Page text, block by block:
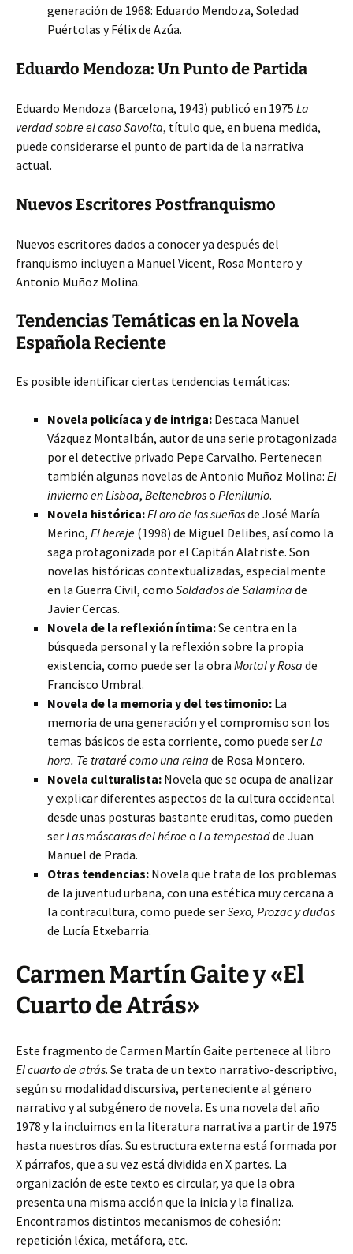
generación de 1968: Eduardo Mendoza, Soledad
Puértolas y Félix de Azúa.
Eduardo Mendoza: Un Punto de Partida
Eduardo Mendoza (Barcelona, 1943) publicó en 1975 La
verdad sobre el caso Savolta, título que, en buena medida,
puede considerarse el punto de partida de la narrativa
actual.
Nuevos Escritores Postfranquismo
Nuevos escritores dados a conocer ya después del
franquismo incluyen a Manuel Vicent, Rosa Montero y
Antonio Muñoz Molina.
Tendencias Temáticas en la Novela
Española Reciente
Es posible identificar ciertas tendencias temáticas:
Novela policíaca y de intriga: Destaca Manuel
Vázquez Montalbán, autor de una serie protagonizada
por el detective privado Pepe Carvalho. Pertenecen
también algunas novelas de Antonio Muñoz Molina: El
invierno en Lisboa, Beltenebroso Plenilunio.
Novela histórica:El oro de los sueñosde José María
Merino, El hereje (1998) de Miguel Delibes, así como la
saga protagonizada por el Capitán Alatriste. Son
novelas históricas contextualizadas, especialmente
en la Guerra Civil, como Soldados de Salamina de
Javier Cercas.
Novela de la reflexión íntima:Se centra en la
búsqueda personal y la reflexión sobre la propia
existencia, como puede ser la obra Mortal y Rosa de
Francisco Umbral.
Novela de la memoria y del testimonio: La
memoria de una generación y el compromiso son los
temas básicos de esta corriente, como puede serLa
hora. Te trataré como una reina de Rosa Montero.
Novela culturalista: Novela que se ocupa de analizar
y explicar diferentes aspectos de la cultura occidental
desde unas posturas bastante eruditas, como pueden
serLas máscaras del héroeo La tempestadde Juan
Manuel de Prada.
Otras tendencias: Novela que trata de los problemas
de la juventud urbana, con una estética muy cercana a
la contracultura, como puede serSexo, Prozac y dudas
de Lucía Etxebarria.
Carmen Martín Gaite y «El
Cuarto de Atrás»
Este fragmento de Carmen Martín Gaite pertenece al libro
El cuarto de atrás. Se trata de un texto narrativo-descriptivo,
según su modalidad discursiva, perteneciente al género
narrativo y al subgénero de novela. Es una novela del año
1978 y la incluimos en la literatura narrativa a partir de 1975
hasta nuestros días. Su estructura externa está formada por
X párrafos, que a su vez está dividida en X partes. La
organización de este texto es circular, ya que la obra
presenta una misma acción que la inicia y la finaliza.
Encontramos distintos mecanismos de cohesión:
repetición léxica, metáfora, etc.